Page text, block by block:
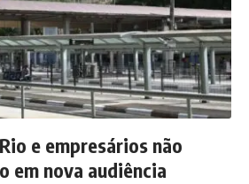
e empresários não
em nova audiência